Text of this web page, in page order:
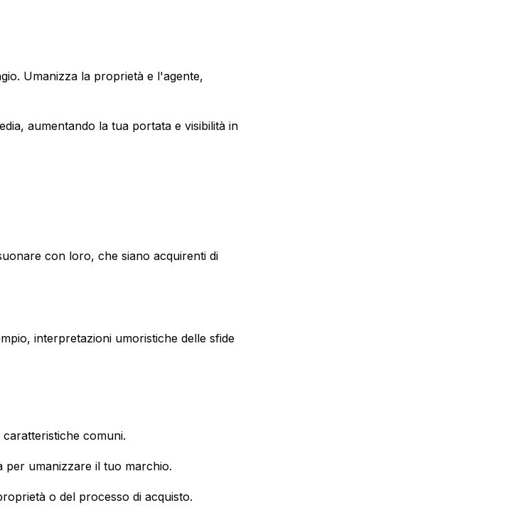
Umanizza la proprietà e l'agente,
aumentando la tua portata e visibilità in
con loro, che siano acquirenti di
interpretazioni umoristiche delle sfide
comuni.
per umanizzare il tuo marchio.
o del processo di acquisto.